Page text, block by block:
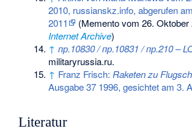
2010, russianskz.info, abgerufen
2011
(Mementovom 26. Oktober
Internet Archive)
↑ пр.10830 / пр.10831 / пр.210 –
militaryrussia.ru.
↑ Franz Frisch: Raketen zu
Ausgabe 37 1996, gesichtet am 3.
Literatur